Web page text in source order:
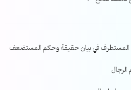
المستطرف في بيان حقيقة وحكم المستضعف